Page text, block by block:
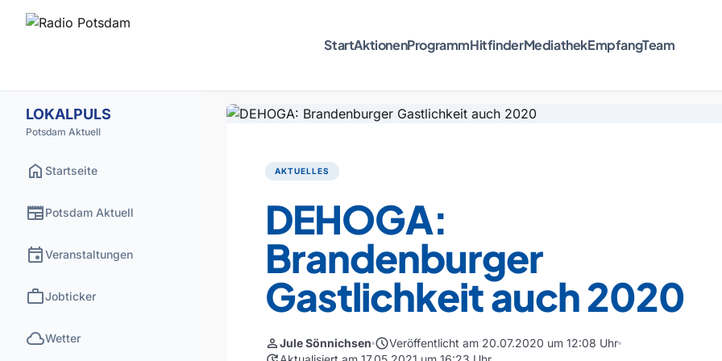
StartAktionenProgrammHitfinderMediathekEmpfangTeam
LOKALPULS
Potsdam Aktuell
home Startseite
newspaperPotsdam Aktuell
eventVeranstaltungen
workJobticker
cloudWetter
AKTUELLES
DEHOGA:
Brandenburger
Gastlichkeit auch 2020
personJule Sönnichsen scheduleVeröffentlicht am 20.07.2020 um 12:08 Uhr